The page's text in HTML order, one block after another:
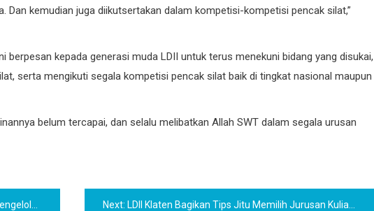
Dan kemudian juga diikutsertakan dalam kompetisi-kompetisi pencak silat,”
berpesan kepada generasi muda LDII untuk terus menekuni bidang yang disukai,
serta mengikuti segala kompetisi pencak silat baik di tingkat nasional maupun
belum tercapai, dan selalu melibatkan Allah SWT dalam segala urusan
Bersama Next: LDII Klaten Bagikan Tips Jitu Memilih Jurusan Kuliah